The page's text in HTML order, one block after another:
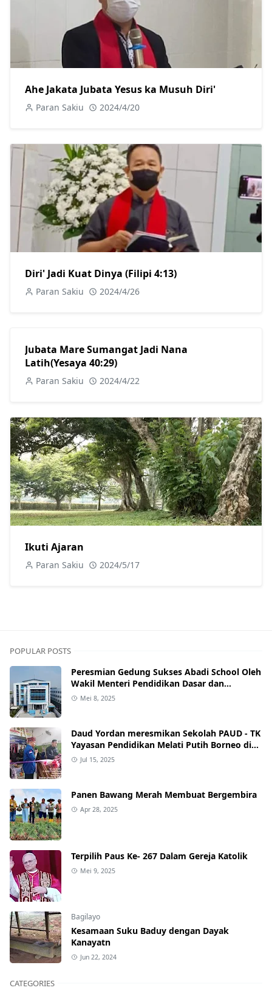
Ahe Jakata Jubata Yesus ka Musuh Diri'
Paran Sakiu 2024/4/20
Diri' Jadi Kuat Dinya (Filipi 4:13)
Paran Sakiu 2024/4/26
Jubata Mare Sumangat Jadi Nana
Latih(Yesaya 40:29)
Paran Sakiu 2024/4/22
Ikuti Ajaran
Paran Sakiu 2024/5/17
POPULAR POSTS
Peresmian Gedung Sukses Abadi School Oleh
Wakil Menteri Pendidikan Dasar dan
Menengah RI
Mei 8, 2025
Daud Yordan meresmikan Sekolah PAUD - TK
Yayasan Pendidikan Melati Putih Borneo di
Kawasan Senen.
Jul 15, 2025
Panen Bawang Merah Membuat Bergembira
Apr 28, 2025
Terpilih Paus Ke- 267 Dalam Gereja Katolik
Mei 9, 2025
Bagilayo
Kesamaan Suku Baduy dengan Dayak
Kanayatn
Jun 22, 2024
CATEGORIES